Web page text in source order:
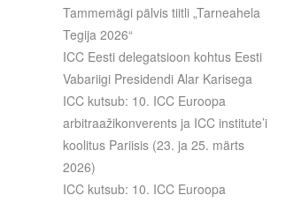
Tammemägi pälvis tiitli „Tarneahela
Tegija 2026“
ICC Eesti delegatsioon kohtus Eesti
Vabariigi Presidendi Alar Karisega
ICC kutsub: 10. ICC Euroopa
arbitraažikonverents ja ICC institute’i
koolitus Pariisis (23. ja 25. märts
2026)
ICC kutsub: 10. ICC Euroopa